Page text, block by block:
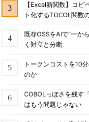
【Excel新関数】コ
ト化するTOCOL関数
既存OSSをAIで“一か
く対立と分断
トークンコストを10
のか
COBOLっぽさを残す
はもう問題じゃない